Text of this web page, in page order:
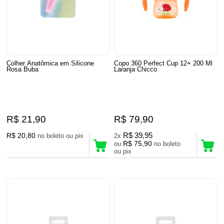
Colher Anatômica em Silicone
Rosa Buba
R$ 21,90
R$ 20,80 no boleto ou pix
Copo 360 Perfect Cup 12+ 200 Ml
Laranja Chicco
R$ 79,90
2x R$ 39,95
ou R$ 75,90 no boleto
ou pix